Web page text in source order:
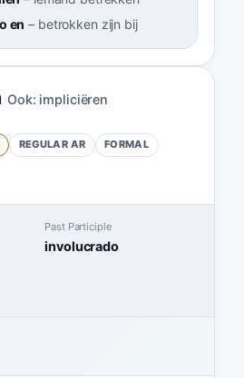
en – betrokken zijn bij
Ook: impliciëren
REGULAR AR FORMAL
Past Participle
involucrado